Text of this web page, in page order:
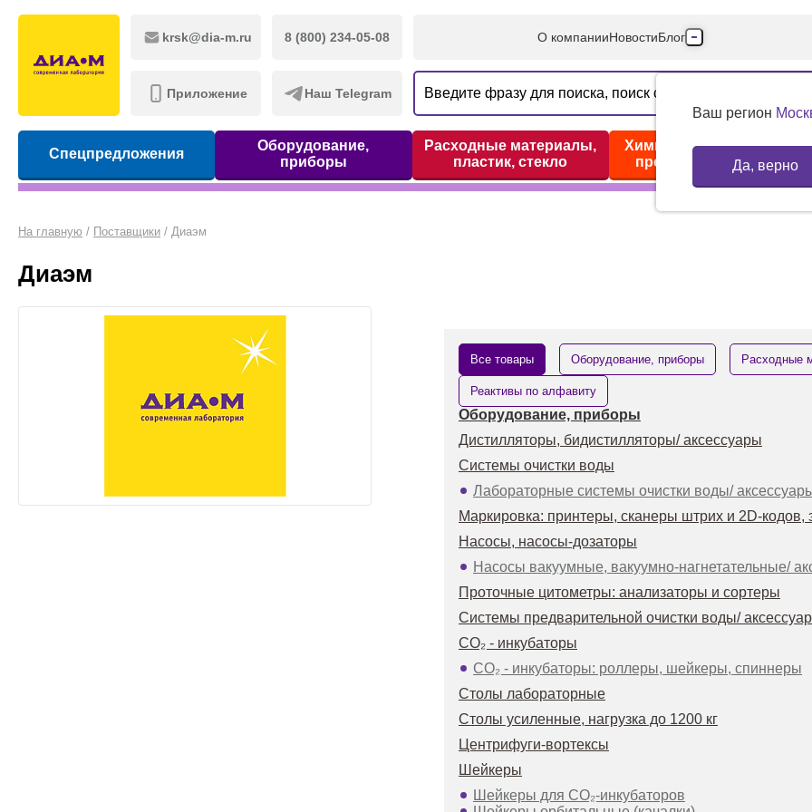
krsk@dia-m.ru 8 (800) 234-05-08
Приложение Наш Telegram
О компанииНовостиБлог
Производители
Партнеры
Контакты
Ваш регион
Да, верно
Спецпредложения
Оборудование,
приборы
Расходные материалы,
пластик, стекло
Химические реактивы,
препараты, наборы
На главную / Поставщики / Диаэм
Диаэм
Все товары Оборудование, приборы Расходные
Реактивы по алфавиту
Оборудование, приборы
Дистилляторы, бидистилляторы/ аксессуары
Системы очистки воды
Лабораторные системы очистки воды/
Маркировка: принтеры, сканеры штрих и 2D-кодов,
Насосы, насосы-дозаторы
Насосы вакуумные, вакуумно-нагнетательные/
Проточные цитометры: анализаторы и сортеры
Системы предварительной очистки воды/
СО₂ - инкубаторы
СО₂ - инкубаторы: роллеры, шейкеры, спиннеры
Столы лабораторные
Столы усиленные, нагрузка до 1200 кг
Центрифуги-вортексы
Шейкеры
Шейкеры для СО₂-инкубаторов